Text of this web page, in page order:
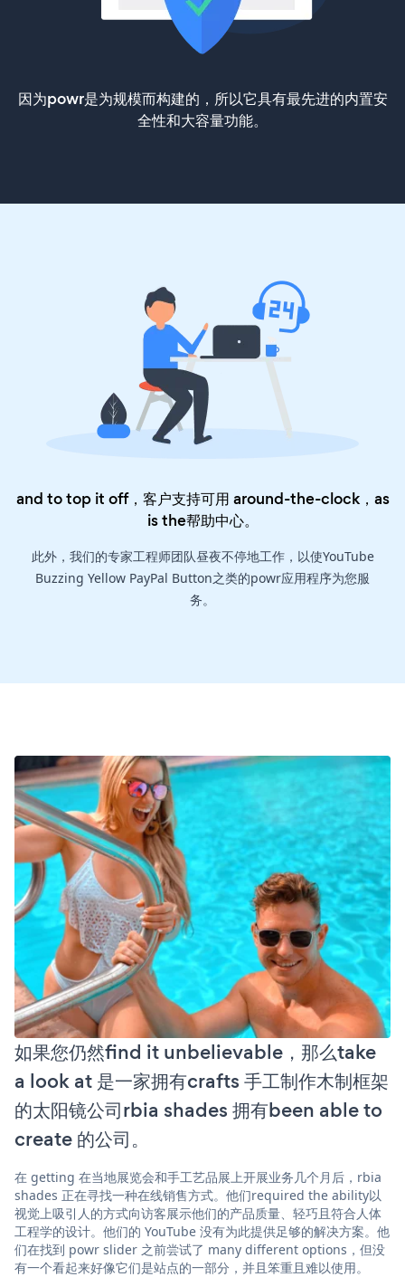
因为powr是为规模而构建的，所以它具有最先进的内置安
全性和大容量功能。
and to top it off，客户支持可用 around-the-clock，as
is the帮助中心。
此外，我们的专家工程师团队昼夜不停地工作，以使YouTube
Buzzing Yellow PayPal Button之类的powr应用程序为您服
务。
如果您仍然find it unbelievable，那么take
a look at 是一家拥有crafts 手工制作木制框架
的太阳镜公司rbia shades 拥有been able to
create 的公司。
在 getting 在当地展览会和手工艺品展上开展业务几个月后，rbia
shades 正在寻找一种在线销售方式。他们required the ability以
视觉上吸引人的方式向访客展示他们的产品质量、轻巧且符合人体
工程学的设计。他们的 YouTube 没有为此提供足够的解决方案。他
们在找到 powr slider 之前尝试了 many different options，但没
有一个看起来好像它们是站点的一部分，并且笨重且难以使用。